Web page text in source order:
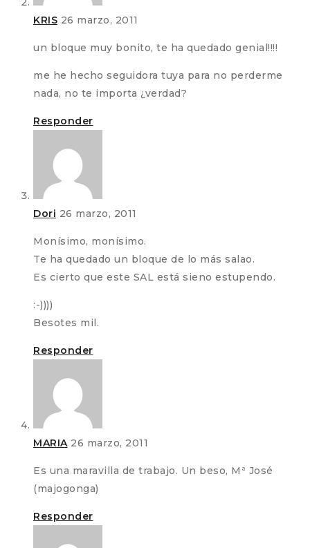
KRIS 26 marzo, 2011
un bloque muy bonito, te ha quedado genial!!!!
me he hecho seguidora tuya para no perderme
nada, no te importa ¿verdad?
Responder
Dori 26 marzo, 2011
Monísimo, monísimo.
Te ha quedado un bloque de lo más salao.
Es cierto que este SAL está sieno estupendo.
:-))))
Besotes mil.
Responder
MARIA 26 marzo, 2011
Es una maravilla de trabajo. Un beso, Mª José
(majogonga)
Responder